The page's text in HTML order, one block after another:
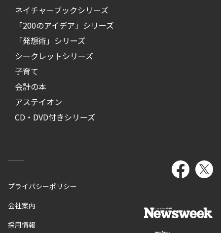
ネイチャーブックシリーズ
「200のアイデア」シリーズ
「発想術」シリーズ
シークレットシリーズ
子育て
会計の本
アステイオン
CD・DVD付きシリーズ
プライバシーポリシー
会社案内
採用情報